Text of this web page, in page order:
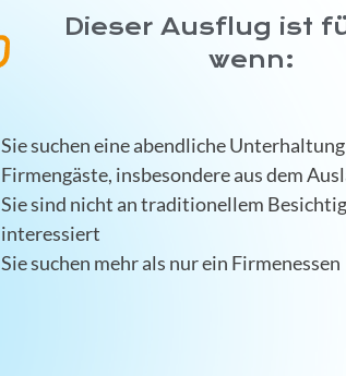
Dieser Ausflug ist
wenn:
Sie suchen eine abendliche
Firmengäste, insbesondere aus dem
Sie sind nicht an traditionellem
interessiert
Sie suchen mehr als nur ein Firmenessen